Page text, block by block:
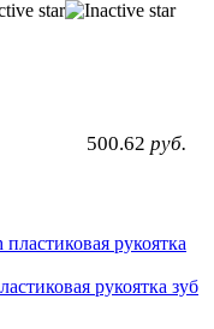
500.62 руб.
рукоятка зуб